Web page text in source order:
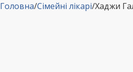
Головна/Сімейні лікарі/Хаджи